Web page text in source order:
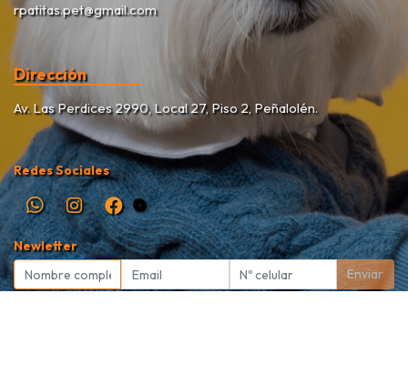
rpatitas.pet@gmail.com
Dirección
Av. Las Perdices 2990, Local 27, Piso 2, Peñalolén.
Redes Sociales
Newletter
Enviar